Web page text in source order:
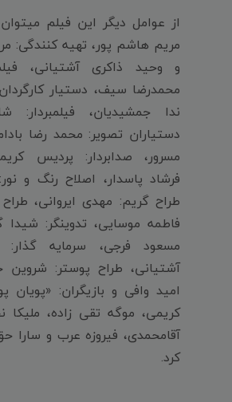
از عوامل دیگر این فیلم میتوان
مریم هاشم پور، تهیه کنندگی:
و وحید ذاکری آشتیانی،
محمدرضا سیف، دستیار کارگردان
ندا جمشیدیان، فیلمبردار:
دستیاران تصویر: محمد رضا
مسرور، صدابردار: پردیس
فرشاد پاسدار، اصلاح رنگ و‌
طراح گریم: مهدی ایروانی،
فاطمه موسایی، تدوینگر:
مسعود فرجی، سرمایه گذار:
آشتیانی، طراح پوستر: شروین
امید وافی و بازیگران: «پویان
کریمی، موگه تقی زاده،
آقامحمدی، فیروزه عرب و سارا
کرد.